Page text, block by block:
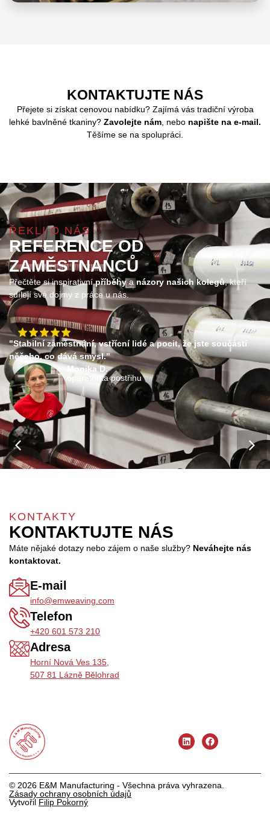
KONTAKTUJTE NÁS
Přejete si získat cenovou nabídku? Zajímá vás tradiční výroba
lehké bavlněné tkaniny? Zavolejte nám , nebo napište na e-mail.
Těšíme se na spolupráci.
ŘEKLI O NÁS
REFERENCE OD
ZAMĚSTNANCŮ
Přečtěte si inspirativnípříběhyanázory našich kolegů, kteří
sdílejí své dojmy z práce u nás. ​
"Stabilní zaměstnání, vstřícní lidé a pocit, že jste součástí
něčeho, co dává smysl."
Monika D.
operátorka postřihu
KONTAKTY
KONTAKTUJTE NÁS
Máte nějaké dotazy nebo zájem o naše služby? Neváhejte nás
kontaktovat.
E-mail
info@emweaving.com
Telefon
+420 601 573 210
Adresa
Horní Nová Ves 135,
507 81 Lázně Bělohrad
© 2026 E&M Manufacturing - Všechna práva vyhrazena.
Zásady ochrany osobních údajů
Vytvořil Filip Pokorný